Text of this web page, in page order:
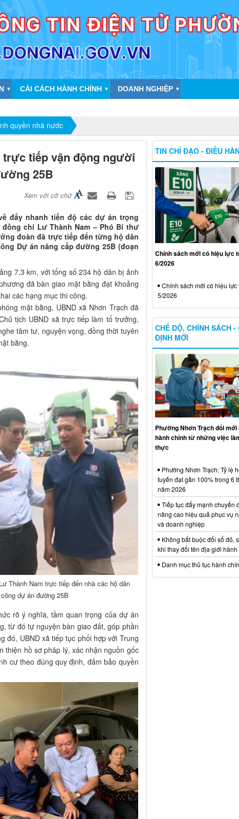
▼ CẢI CÁCH HÀNH CHÍNH ▼ DOANH NGHIỆP ▼
quyền nhà nước
trực tiếp vận động người
25B
Xem với cỡ chữ
đẩy nhanh tiến độ các dự án trọng
chí Lư Thành Nam – Phó Bí thư
đoàn đã trực tiếp đến từng hộ dân
Dự án nâng cấp đường 25B (đoạn
7,3 km, với tổng số 234 hộ dân bị ảnh
đã bàn giao mặt bằng đạt khoảng
các hạng mục thi công.
mặt bằng, UBND xã Nhơn Trạch đã
tịch UBND xã trực tiếp làm tổ trưởng,
tâm tư, nguyện vọng, đồng thời tuyên
bằng.
Thành Nam trực tiếp đến nhà các hộ dân
dự án đường 25B
rõ ý nghĩa, tầm quan trọng của dự án
từ đó tự nguyện bàn giao đất, góp phần
đó, UBND xã tiếp tục phối hợp với Trung
thiện hồ sơ pháp lý, xác nhận nguồn gốc
cư theo đúng quy định, đảm bảo quyền
TIN CHỈ ĐẠO - ĐIỀU
Chính sách mới có hiệu lực
6/2026
Chính sách mới có hiệu lực
5/2026
CHẾ ĐỘ, CHÍNH SÁCH -
ĐỊNH MỚI
Phường Nhơn Trạch đổi
hành chính từ những việc
thực
Phường Nhơn Trạch: Tỷ lệ
tuyến đạt gần 100% trong 6
năm 2026
Tiếp tục đẩy mạnh chuyển
nâng cao hiệu quả phục vụ
và doanh nghiệp
Không bắt buộc đổi sổ đỏ,
khi thay đổi tên địa giới hành
Danh mục thủ tục hành